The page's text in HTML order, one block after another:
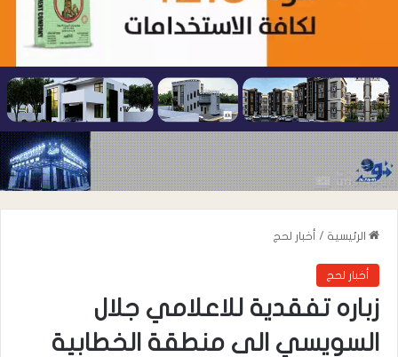
الرئيسية / أخبار لحج
أخبار لحج
زباره تفقدية للاعلامي جلال
السويسي الى منطقة الخطابية